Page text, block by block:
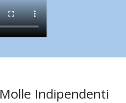
Molle Indipendenti